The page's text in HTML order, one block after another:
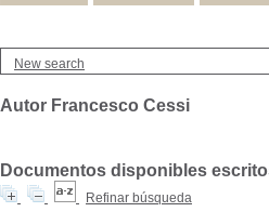
New search
Autor Francesco Cessi
Documentos disponibles
Refinar búsqueda